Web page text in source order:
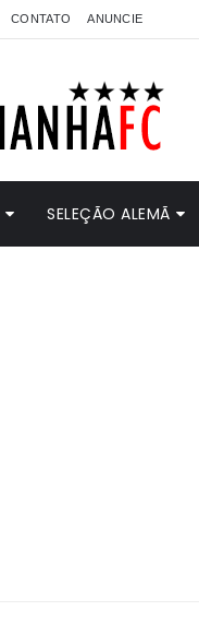
CONTATO ANUNCIE
SELEÇÃO ALEMÃ